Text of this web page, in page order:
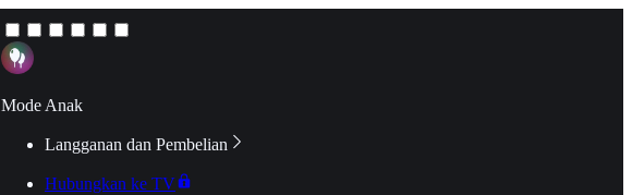
Mode Anak
Langganan dan Pembelian
Hubungkan ke TV